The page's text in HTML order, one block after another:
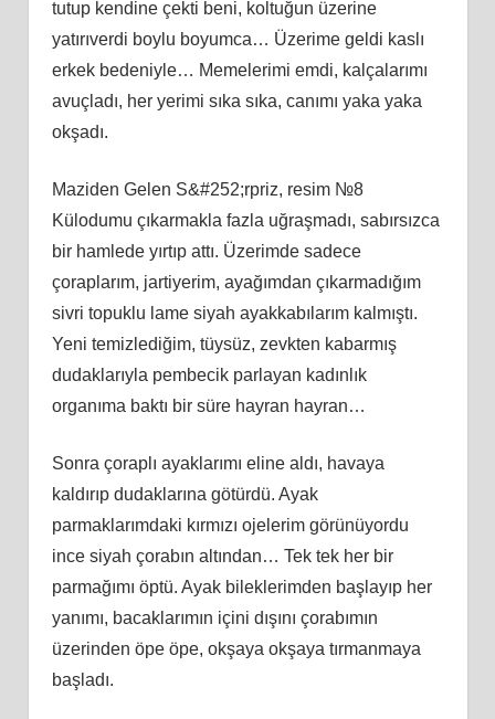
tutup kendine çekti beni, koltuğun üzerine
yatırıverdi boylu boyumca… Üzerime geldi kaslı
erkek bedeniyle… Memelerimi emdi, kalçalarımı
avuçladı, her yerimi sıka sıka, canımı yaka yaka
okşadı.
Maziden Gelen S&#252;rpriz, resim №8
Külodumu çıkarmakla fazla uğraşmadı, sabırsızca
bir hamlede yırtıp attı. Üzerimde sadece
çoraplarım, jartiyerim, ayağımdan çıkarmadığım
sivri topuklu lame siyah ayakkabılarım kalmıştı.
Yeni temizlediğim, tüysüz, zevkten kabarmış
dudaklarıyla pembecik parlayan kadınlık
organıma baktı bir süre hayran hayran…
Sonra çoraplı ayaklarımı eline aldı, havaya
kaldırıp dudaklarına götürdü. Ayak
parmaklarımdaki kırmızı ojelerim görünüyordu
ince siyah çorabın altından… Tek tek her bir
parmağımı öptü. Ayak bileklerimden başlayıp her
yanımı, bacaklarımın içini dışını çorabımın
üzerinden öpe öpe, okşaya okşaya tırmanmaya
başladı.